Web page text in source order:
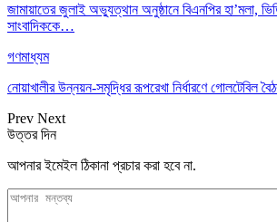
জামায়াতের জুলাই অভ্যুত্থান অনুষ্ঠানে বিএনপির হা’মলা,
সাংবাদিককে…
গণমাধ্যম
নোয়াখালীর উন্নয়ন-সমৃদ্ধির রূপরেখা নির্ধারণে গোলটেবিল
Prev Next
উত্তর দিন
আপনার ইমেইল ঠিকানা প্রচার করা হবে না.